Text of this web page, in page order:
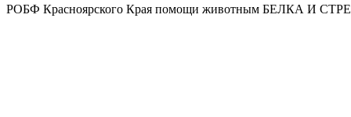
РОБФ Красноярского Края помощи животным БЕЛКА И